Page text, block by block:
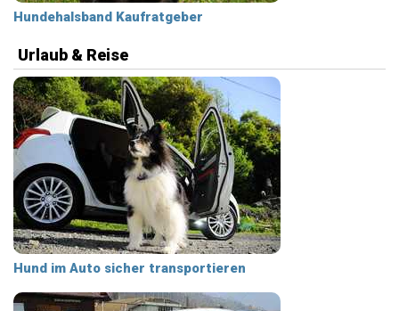
Hundehalsband Kaufratgeber
Urlaub & Reise
Hund im Auto sicher transportieren